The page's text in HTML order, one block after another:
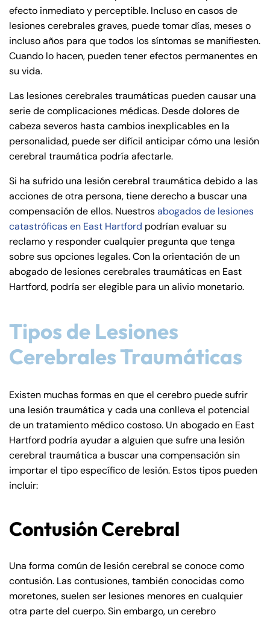
rs
on
al
Inj
ur
cu
t
efecto inmediato y perceptible. Incluso en casos de
lesiones cerebrales graves, puede tomar días, meses o
incluso años para que todos los síntomas se manifiesten.
Cuando lo hacen, pueden tener efectos permanentes en
su vida.
Las lesiones cerebrales traumáticas pueden causar una
serie de complicaciones médicas. Desde dolores de
cabeza severos hasta cambios inexplicables en la
personalidad, puede ser difícil anticipar cómo una lesión
cerebral traumática podría afectarle.
Si ha sufrido una lesión cerebral traumática debido a las
acciones de otra persona, tiene derecho a buscar una
compensación de ellos. Nuestrosabogados de lesiones
catastróficas en East Hartford podrían evaluar su
reclamo y responder cualquier pregunta que tenga
sobre sus opciones legales. Con la orientación de un
abogado de lesiones cerebrales traumáticas en East
Hartford, podría ser elegible para un alivio monetario.
Tipos de Lesiones
Cerebrales Traumáticas
Existen muchas formas en que el cerebro puede sufrir
una lesión traumática y cada una conlleva el potencial
de un tratamiento médico costoso. Un abogado en East
Hartford podría ayudar a alguien que sufre una lesión
cerebral traumática a buscar una compensación sin
importar el tipo específico de lesión. Estos tipos pueden
incluir:
Contusión Cerebral
Una forma común de lesión cerebral se conoce como
contusión. Las contusiones, también conocidas como
moretones, suelen ser lesiones menores en cualquier
otra parte del cuerpo. Sin embargo, un cerebro